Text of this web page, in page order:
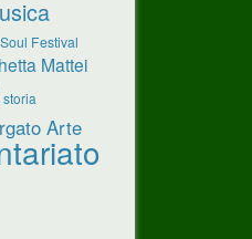
Festival
Mattei
storia
Arte